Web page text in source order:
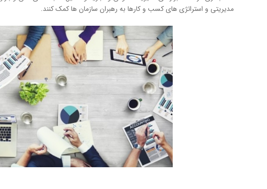
مدیریتی و استراتژی های كسب و كارها به رهبران سازمان ها كمک كنند.